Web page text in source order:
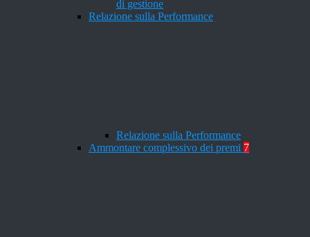
di gestione
Relazione sulla Performance
Relazione sulla Performance
Ammontare complessivo dei premi 7